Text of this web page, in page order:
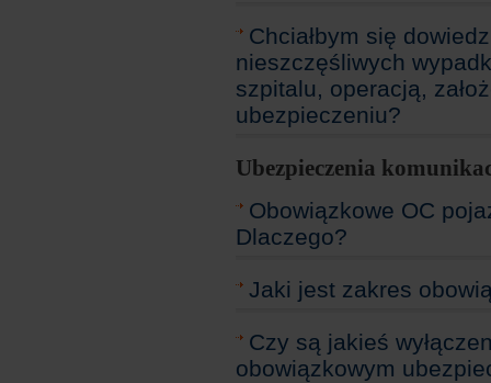
Chciałbym się
nieszczęśliwych
szpitalu, operacją,
ubezpieczeniu?
Ubezpieczenia
Obowiązkowe OC
Dlaczego?
Jaki jest zakres
Czy są jakieś
obowiązkowym